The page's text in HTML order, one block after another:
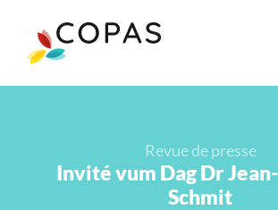
Revue de presse
Invité vum Dag Dr
Schmit